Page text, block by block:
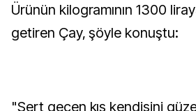
Ürünün kilogramının 1300
getiren Çay, şöyle konuştu:
"Sert geçen kış kendisini